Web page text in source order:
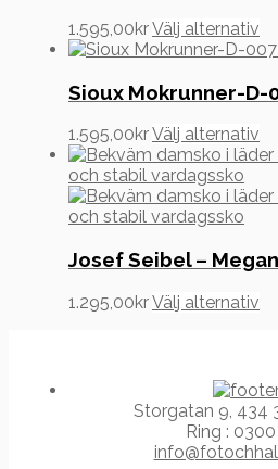
på
1.595,00krVälj alternativ
på
Sioux Mokrunner-D-
1.595,00krVälj alternativ
De
Josef Seibel –
1.295,00krVälj alternativ
Storgatan 9, 434
Ring :